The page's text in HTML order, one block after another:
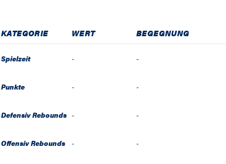
KATEGORIE WERT BEGEGNUNG
Spielzeit - -
Punkte - -
Defensiv Rebounds - -
Offensiv Rebounds - -